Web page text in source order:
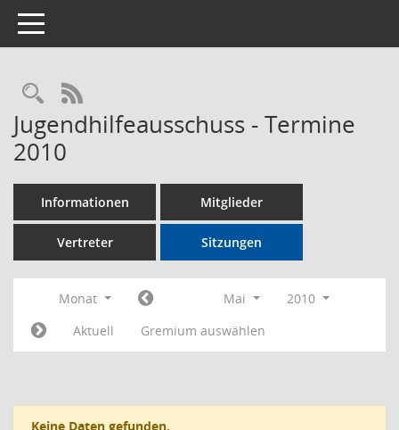
Toggle navigation
Rechercheauswahl
RSS-Feed
Jugendhilfeausschuss - Termine
2010
Informationen Mitglieder
Vertreter Sitzungen
Monat Mai
2010
Aktuell
Gremium auswählen
Keine Daten gefunden.